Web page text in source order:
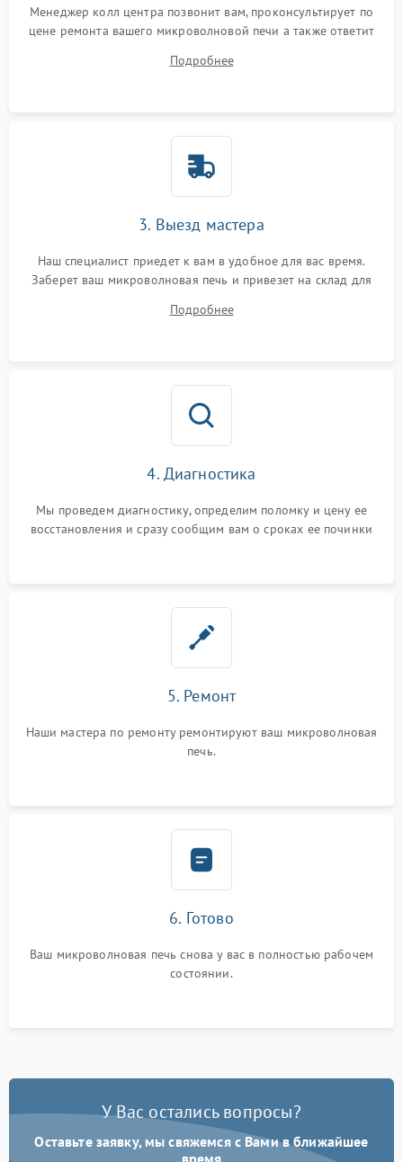
Менеджер колл центра позвонит вам, проконсультирует по
цене ремонта вашего микроволновой печи а также ответит
Подробнее
3. Выезд мастера
Наш специалист приедет к вам в удобное для вас время.
Заберет ваш микроволновая печь и привезет на склад для
Подробнее
4. Диагностика
Мы проведем диагностику, определим поломку и цену ее
восстановления и сразу сообщим вам о сроках ее починки
5. Ремонт
Наши мастера по ремонту ремонтируют ваш микроволновая
печь.
6. Готово
Ваш микроволновая печь снова у вас в полностью рабочем
состоянии.
У Вас остались вопросы?
Оставьте заявку, мы свяжемся с Вами в ближайшее